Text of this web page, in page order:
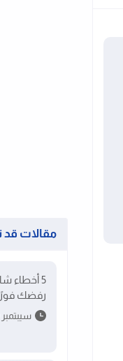
مقالات قد
5 أخطاء
رفضك
سيبتمبر 10,